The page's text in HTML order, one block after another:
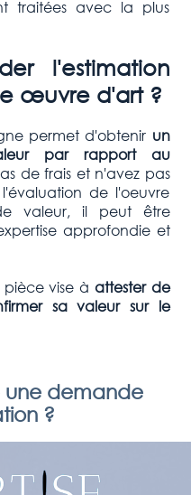
traitées avec la plus
l'estimation
œuvre d'art ?
permet d'obtenir un
par rapport au
de frais et n'avez pas
de l'oeuvre
valeur, il peut être
approfondie et
vise à attester de
sa valeur sur le
une demande
?